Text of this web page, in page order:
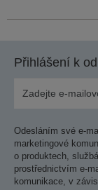
Přihlášení k
Odesláním své e-
marketingové
o produktech,
prostřednictvím e-
komunikace, v